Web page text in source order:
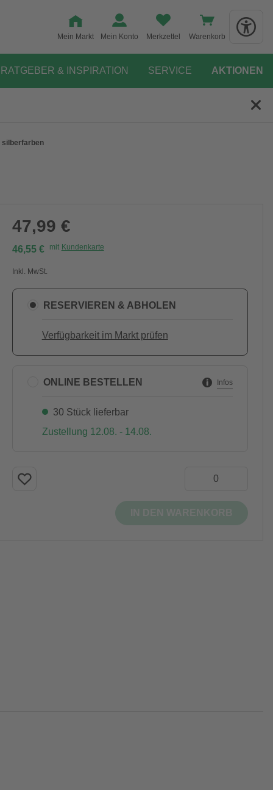
Mein Markt Mein Konto Merkzettel Warenkorb
RATGEBER & INSPIRATION SERVICE AKTIONEN
silberfarben
47,99 €
46,55 € mit Kundenkarte
Inkl. MwSt.
RESERVIEREN & ABHOLEN
Verfügbarkeit im Markt prüfen
ONLINE BESTELLEN Infos
30 Stück lieferbar
Zustellung 12.08. - 14.08.